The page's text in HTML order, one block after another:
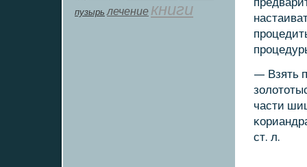
пузырь лечение книги
— Взять
части
ст. л.